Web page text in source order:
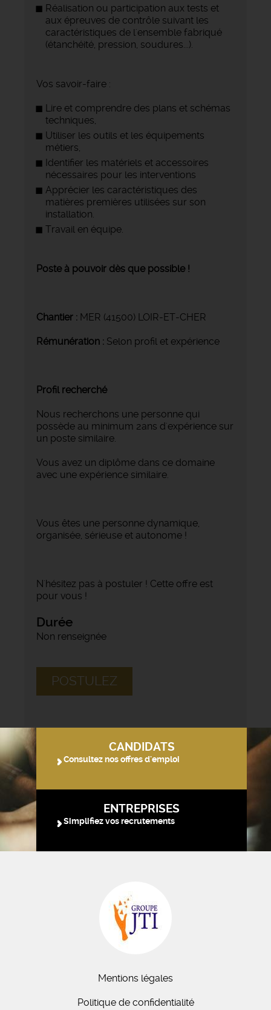
Réalisation ou participation aux tests et
aux épreuves de contrôle suivant les
caractéristiques de l'ensemble fabriqué
(étanchéité, pression, soudures...).
Vos savoir-faire :
Lire et comprendre des plans et schémas
techniques,
Utiliser les outils et les équipements
métiers,
Identifier les matériels et accessoires
nécessaires pour les interventions
Apprécier les caractéristiques des
matières premières utilisées sur son
installation.
Travail en équipe.
Poste à pouvoir dès que possible !
Chantier : MER (41500) LOIR-ET-CHER
Rémunération : Selon profil et expérience
Profil recherché
Nous recherchons une personne qui
possède au minimum 2ans d'expérience sur
un poste similaire.
Vous avez un diplôme dans ce domaine
avec une expérience similaire.
Vous êtes une personne dynamique,
organisée, sérieuse et autonome !
N'hésitez pas à postuler ! Cette offre est
pour vous !
Durée
Non renseignée
POSTULEZ
CANDIDATS
Consultez nos offres d'emploi
ENTREPRISES
Simplifiez vos recrutements
Mentions légales
Politique de confidentialité